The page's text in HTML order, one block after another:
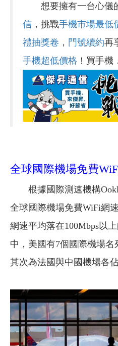
想要擁有一台心儀
信 ，挑戰手機市場最低
禮抽獎卷 ， 門號續約再
手機超低價格 ！買手機
全球國際機場免費
根據國際測速機構
全球國際機場免費WiFi網
網速平均落在100Mbps以
中，美國有7個國際機場名
其次為法國與中國機場各